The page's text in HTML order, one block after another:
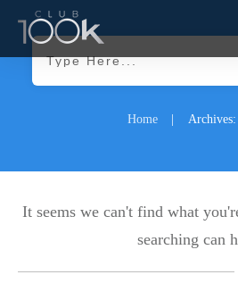
Home
It seems we can't find what
searching can